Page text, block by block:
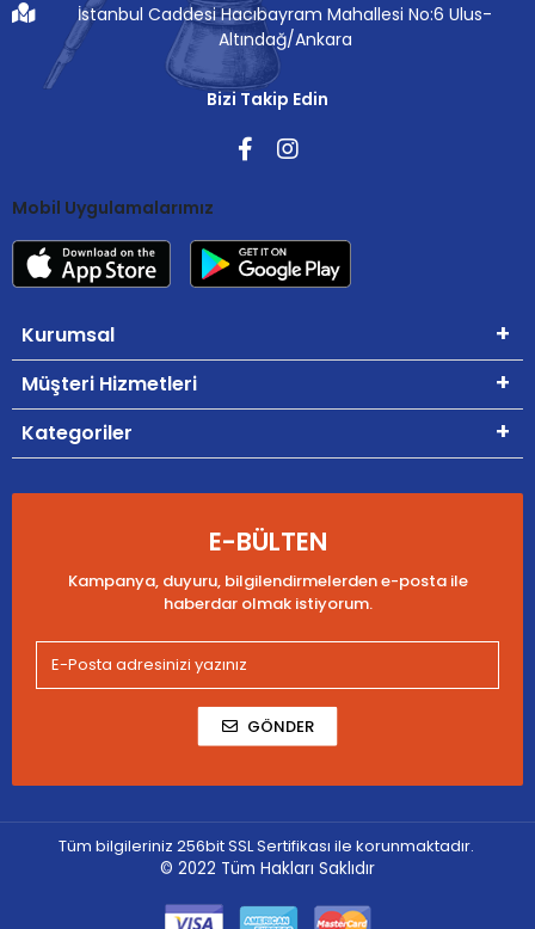
İstanbul Caddesi Hacıbayram Mahallesi No:6 Ulus-
Altındağ/Ankara
Bizi Takip Edin
Mobil Uygulamalarımız
Kurumsal
Müşteri Hizmetleri
Kategoriler
E-BÜLTEN
Kampanya, duyuru, bilgilendirmelerden e-posta ile
haberdar olmak istiyorum.
GÖNDER
Tüm bilgileriniz 256bit SSL Sertifikası ile korunmaktadır.
© 2022 Tüm Hakları Saklıdır